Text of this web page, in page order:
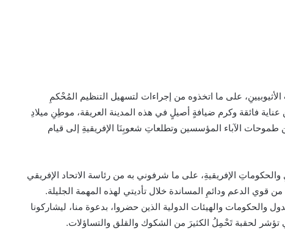
على ما اتخذوه من إجراءات لتسهيل التنظيم المُحْكمِ
عناية فائقة وكرم ضيافةٍ أصيلٍ في هذه المدينة العريقة، موطِنِ ميلادِ
الآباء المؤسسين وتطلعاتِ شعوبِنَا الإفريقيةِ إلى قيام
الإفريقيةِ، على ما شرفوني به من رئاسة الاتحاد الإفريقي
قوي الدعم ودائمِ المساندة خلال تأديتي لهذه المهمة الجليلة.
والحكومات والهيئات الدولية الذين حضروا، بدعوة منا، ليشاركونا